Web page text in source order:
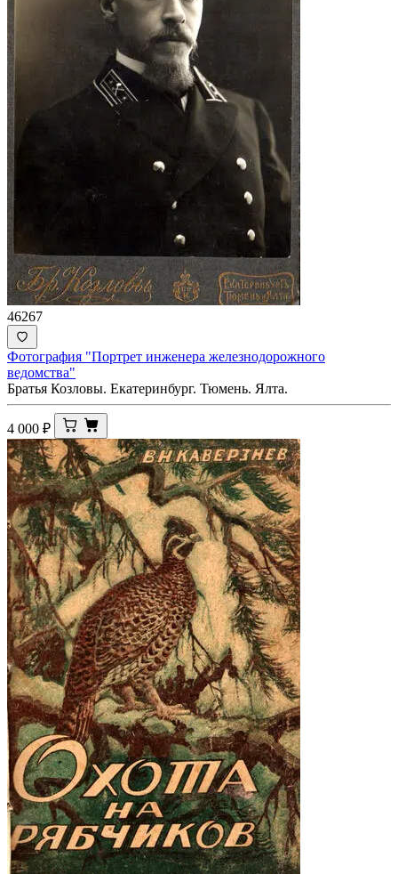
46267
Фотография "Портрет инженера железнодорожного
ведомства"
Братья Козловы. Екатеринбург. Тюмень. Ялта.
4 000 ₽